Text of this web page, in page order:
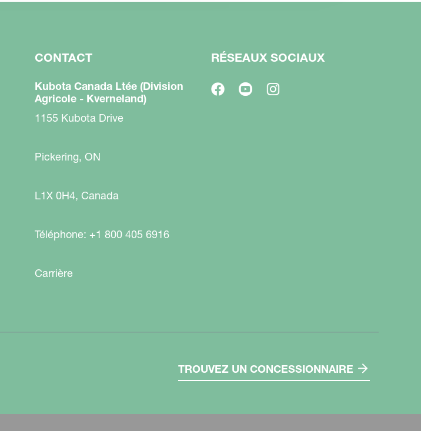
CONTACT
Kubota Canada Ltée (Division
Agricole - Kverneland)
1155 Kubota Drive
Pickering, ON
L1X 0H4, Canada
Téléphone: +1 800 405 6916
Carrière
RÉSEAUX SOCIAUX
TROUVEZ UN CONCESSIONNAIRE